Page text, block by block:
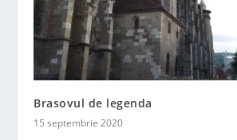
Brasovul de legenda
15 septembrie 2020